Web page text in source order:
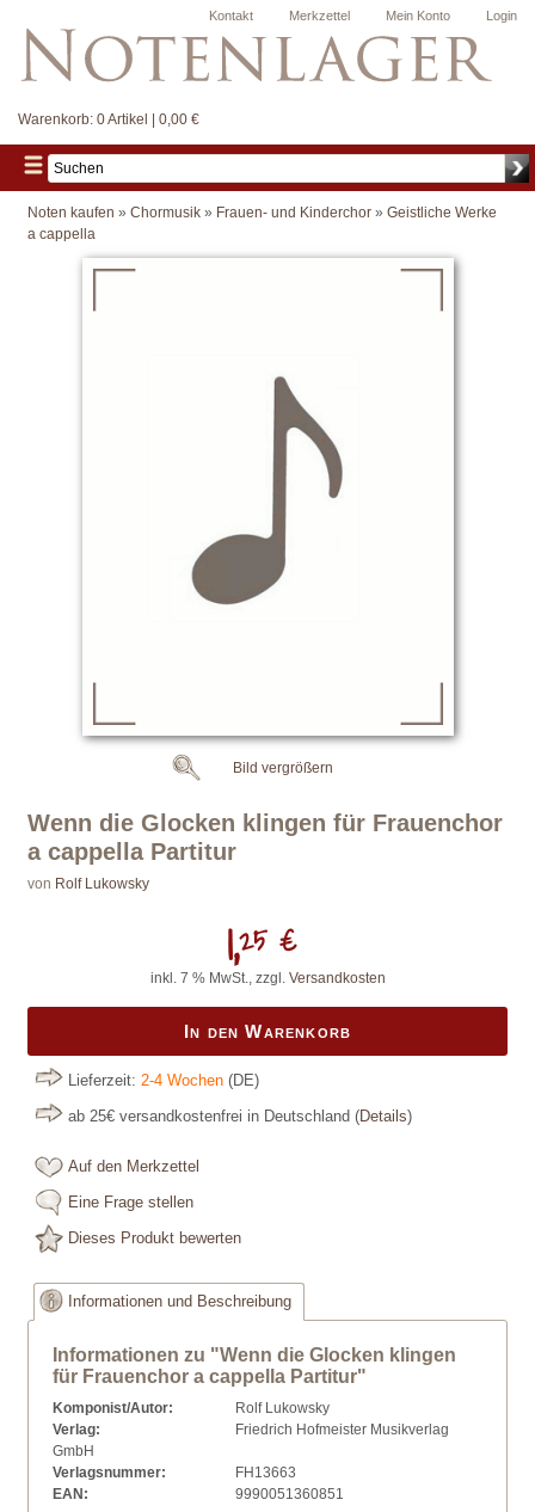
Login
Mein Konto
Merkzettel
Kontakt
Warenkorb: 0 Artikel | 0,00 €
Noten kaufen » Chormusik » Frauen- und Kinderchor » Geistliche Werke
a cappella
Wenn die Glocken klingen für Frauenchor
a cappella Partitur
von Rolf Lukowsky
1,25 €
inkl. 7 % MwSt., zzgl. Versandkosten
In den Warenkorb
Lieferzeit: 2-4 Wochen (DE)
ab 25€ versandkostenfrei in Deutschland (Details)
Auf den Merkzettel
Eine Frage stellen
Dieses Produkt bewerten
Bild vergrößern
Informationen und Beschreibung
Informationen zu "Wenn die Glocken klingen
für Frauenchor a cappella Partitur"
Komponist/Autor:
Rolf Lukowsky
Verlag:
Friedrich Hofmeister Musikverlag
GmbH
Verlagsnummer:
FH13663
EAN:
9990051360851